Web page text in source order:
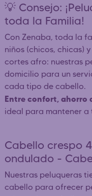
💡 Consejo:
toda la Familia!
Con Zenaba, toda la
niños (chicos, chicas)
cortes afro: nuestras
domicilio para un
cada tipo de cabello.
Entre confort, ahorro
ideal para mantener
Cabello crespo
ondulado -
Nuestras peluqueras
cabello para ofrecer